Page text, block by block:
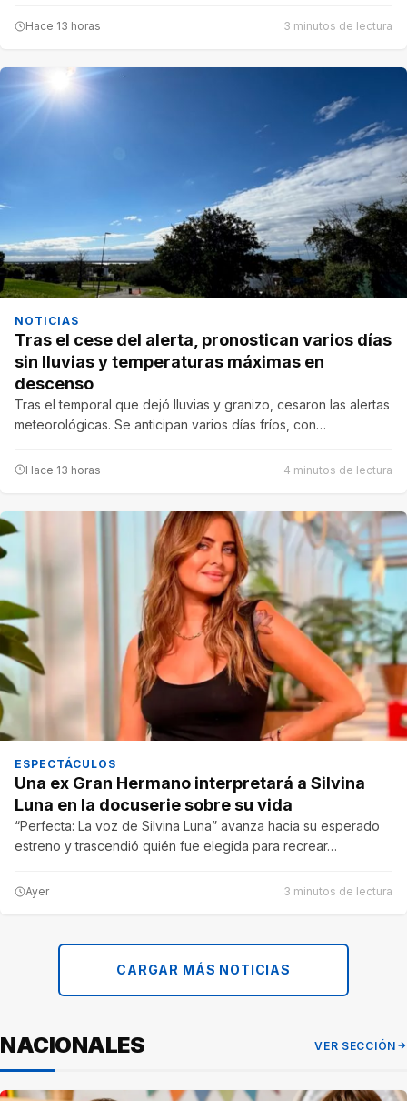
Hace 13 horas 3 minutos de lectura
NOTICIAS
Tras el cese del alerta, pronostican varios días
sin lluvias y temperaturas máximas en
descenso
Tras el temporal que dejó lluvias y granizo, cesaron las alertas
meteorológicas. Se anticipan varios días fríos, con…
Hace 13 horas 4 minutos de lectura
ESPECTÁCULOS
Una ex Gran Hermano interpretará a Silvina
Luna en la docuserie sobre su vida
“Perfecta: La voz de Silvina Luna” avanza hacia su esperado
estreno y trascendió quién fue elegida para recrear…
Ayer 3 minutos de lectura
CARGAR MÁS NOTICIAS
NACIONALES VER SECCIÓN